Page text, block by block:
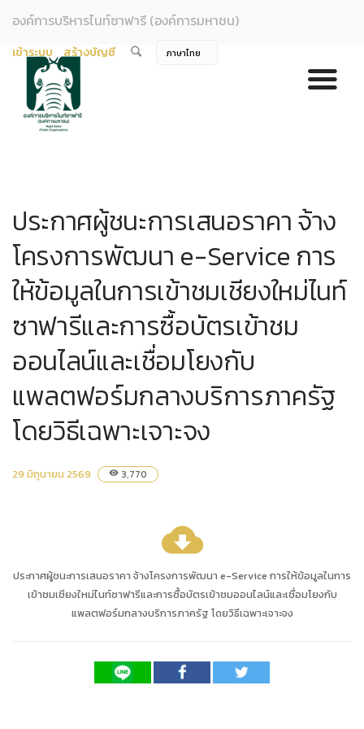
องค์การบริหารไนท์ซาฟารี (องค์การมหาชน)
เข้าระบบ สร้างบัญชี
ประกาศผู้ชนะการเสนอราคา จ้าง
โครงการพัฒนา e-Service การ
ให้ข้อมูลในการเข้าชมเชียงใหม่ไนท์
ซาฟารีและการซื้อบัตรเข้าชม
ออนไลน์และเชื่อมโยงกับ
แพลตฟอร์มกลางบริการภาครัฐ
โดยวิธีเฉพาะเจาะจง
29 มิถุนายน 2569 visibility 3,770
cloud_download
ประกาศผู้ชนะการเสนอราคา จ้างโครงการพัฒนา e-Service การให้ข้อมูลในการ
เข้าชมเชียงใหม่ไนท์ซาฟารีและการซื้อบัตรเข้าชมออนไลน์และเชื่อมโยงกับ
แพลตฟอร์มกลางบริการภาครัฐ โดยวิธีเฉพาะเจาะจง